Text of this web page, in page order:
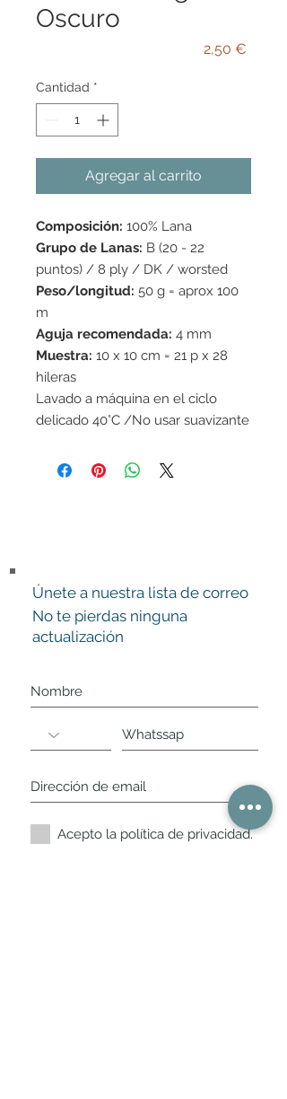
Oscuro
2,50 €
Cantidad *
Agregar al carrito
Composición: 100% Lana
Grupo de Lanas: B (20 - 22
puntos) / 8 ply / DK / worsted
Peso/longitud: 50 g = aprox 100
m
Aguja recomendada: 4 mm
Muestra: 10 x 10 cm = 21 p x 28
hileras
Lavado a máquina en el ciclo
delicado 40°C /No usar suavizante
Únete a nuestra lista de correo
No te pierdas ninguna
actualización
Acepto la política de privacidad.